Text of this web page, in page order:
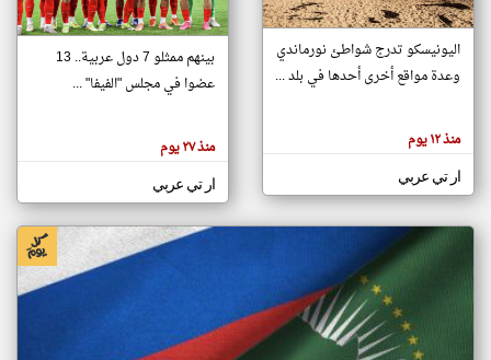
تغيير الدولة
اخبار جزر القمر على مدار الساعة
أهم اخبار جزر القمر العاجلة والمباشرة
هنا عن
وجهة
كاتبيها.
اليونيسكو تدرج شواطئ نورماندي
وعدة مواقع أخرى أحدها في بلد ...
منذ ١٢ يوم
ار تي عربي
بينهم ممثلو 7 دول عربية.. 13
عضوا في مجلس "الفيفا" ...
منذ ٢٧ يوم
ار تي عربي
klyoum.com